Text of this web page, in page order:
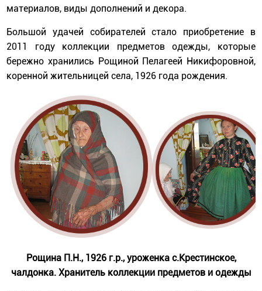
материалов, виды дополнений и декора.
Большой удачей собирателей стало приобретение в
2011 году коллекции предметов одежды, которые
бережно хранились Рощиной Пелагеей Никифоровной,
коренной жительницей села, 1926 года рождения.
Рощина П.Н., 1926 г.р., уроженка с.Крестинское,
чалдонка. Хранитель коллекции предметов и одежды